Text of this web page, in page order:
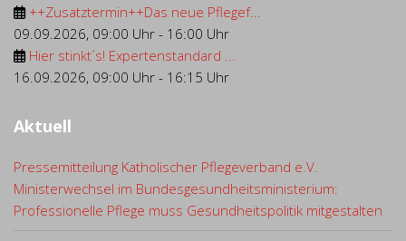
++Zusatztermin++Das neue Pflegef...
09.09.2026, 09:00 Uhr - 16:00 Uhr
Hier stinkt´s! Expertenstandard ...
16.09.2026, 09:00 Uhr - 16:15 Uhr
Aktuell
Pressemitteilung Katholischer Pflegeverband e.V.
Ministerwechsel im Bundesgesundheitsministerium:
Professionelle Pflege muss Gesundheitspolitik mitgestalten